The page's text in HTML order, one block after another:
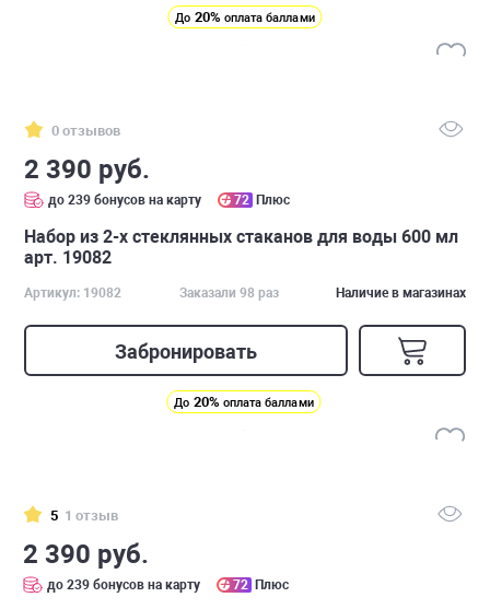
До 20% оплата баллами
0 отзывов
2 390 руб.
до 239 бонусов на карту 72 Плюс
Набор из 2-х стеклянных стаканов для воды 600 мл
арт. 19082
Артикул: 19082 Заказали 98 раз Наличие в магазинах
Забронировать
До 20% оплата баллами
5 1 отзыв
2 390 руб.
до 239 бонусов на карту 72 Плюс